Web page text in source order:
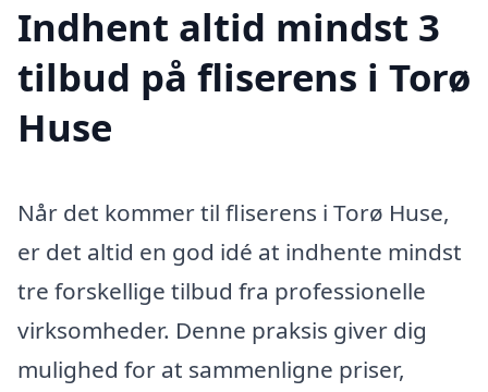
Indhent altid mindst 3
tilbud på fliserens i Torø
Huse
Når det kommer til fliserens i Torø Huse,
er det altid en god idé at indhente mindst
tre forskellige tilbud fra professionelle
virksomheder. Denne praksis giver dig
mulighed for at sammenligne priser,